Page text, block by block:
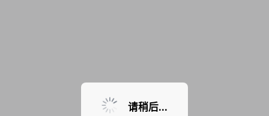
暂无课程，敬请期待
请稍后...